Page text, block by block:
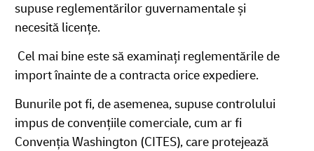
supuse reglementărilor guvernamentale și
necesită licențe.
Cel mai bine este să examinați reglementările de
import înainte de a contracta orice expediere.
Bunurile pot fi, de asemenea, supuse controlului
impus de convențiile comerciale, cum ar fi
Convenția Washington (CITES), care protejează